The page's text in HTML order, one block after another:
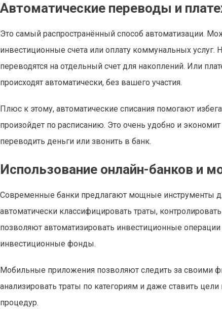
Автоматические переводы и
Это самый распространённый способ автоматизации.
инвестиционные счета или оплату коммунальных услуг.
переводятся на отдельный счет для накоплений. Или
происходят автоматически, без вашего участия.
Плюс к этому, автоматические списания помогают
произойдет по расписанию. Это очень удобно и
переводить деньги или звонить в банк.
Использование онлайн-банков и
Современные банки предлагают мощные инструменты
автоматически классифицировать траты,
позволяют автоматизировать инвестиционные
инвестиционные фонды.
Мобильные приложения позволяют следить за своими
анализировать траты по категориям и даже ставить
процедур.